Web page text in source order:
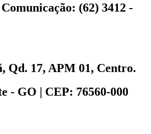
Comunicação: (62) 3412 -
Qd. 17, APM 01, Centro.
- GO | CEP: 76560-000